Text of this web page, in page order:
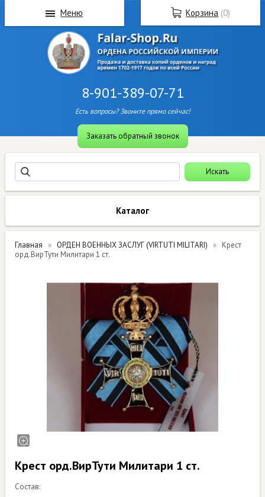
8-901-389-07-71
Есть вопросы? Звоните прямо сейчас!
Заказать обратный звонок
Каталог
Главная ОРДЕН ВОЕННЫХ ЗАСЛУГ (VIRTUTI MILITARI)
Крест
орд.ВирТути Милитари 1 ст.
Крест орд.ВирТути Милитари 1 ст.
Состав:
Корзина (0)
Меню